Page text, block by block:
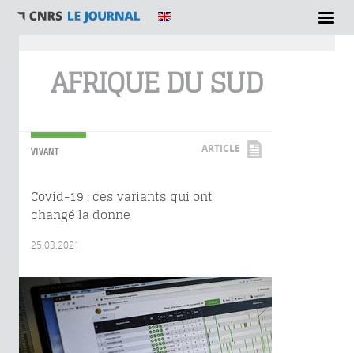
AFRIQUE DU SUD
VIVANT ARTICLE
Covid-19 : ces variants qui ont
changé la donne
25.03.2021